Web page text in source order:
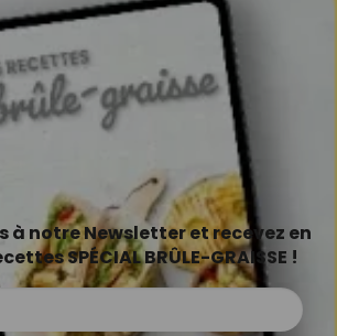
à notre Newsletter et recevez en
SPÉCIAL BRÛLE-GRAISSE !